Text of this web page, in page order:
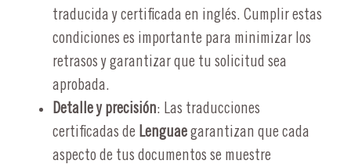
traducida y certificada en inglés. Cumplir estas
condiciones es importante para minimizar los
retrasos y garantizar que tu solicitud sea
aprobada.
Detalle y precisión: Las traducciones
certificadas de Lenguae garantizan que cada
aspecto de tus documentos se muestre